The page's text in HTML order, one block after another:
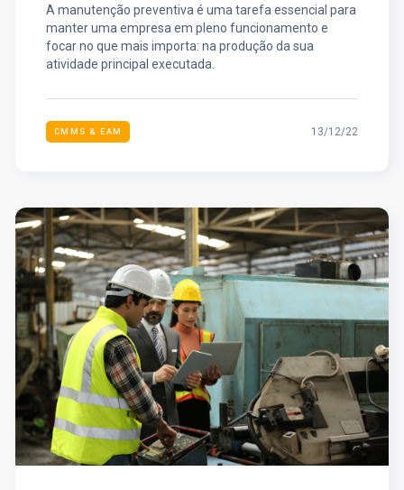
A manutenção preventiva é uma tarefa essencial para
manter uma empresa em pleno funcionamento e
focar no que mais importa: na produção da sua
atividade principal executada.
CMMS & EAM 13/12/22